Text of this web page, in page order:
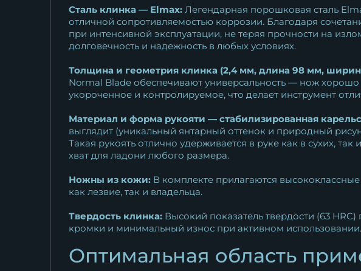
Сталь клинка — Elmax: Легендарная порошковая сталь
отличной сопротивляемостью коррозии. Благодаря
при интенсивной эксплуатации, не теряя прочности на
долговечность и надежность в любых условиях.
Толщина и геометрия клинка (2,4 мм, длина 98 мм,
Normal Blade обеспечивают универсальность — нож
укороченное и контролируемое, что делает инструмент
Материал и форма рукояти — стабилизированная
выглядит (уникальный янтарный оттенок и природный
Такая рукоять отлично удерживается в руке как в сухих,
хват для ладони любого размера.
Ножны из кожи: В комплекте прилагаются
как лезвие, так и владельца.
Твердость клинка: Высокий показатель твердости (63
кромки и минимальный износ при активном использовании.
Оптимальная область